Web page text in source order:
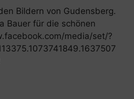
Bildern von Gudensberg.
Bauer für die schönen
media/set/?